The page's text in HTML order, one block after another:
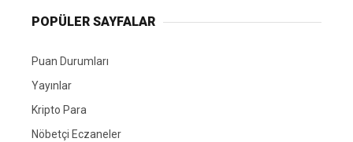
POPÜLER SAYFALAR
Puan Durumları
Yayınlar
Kripto Para
Nöbetçi Eczaneler